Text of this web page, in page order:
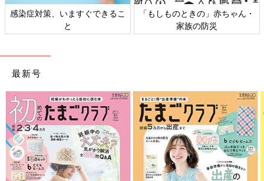
感染症対策、いますぐできるこ
と
「もしものときの」赤ちゃん・
家族の防災
最新号